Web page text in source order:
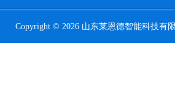
Copyright © 2026 山东莱恩德智能科技有